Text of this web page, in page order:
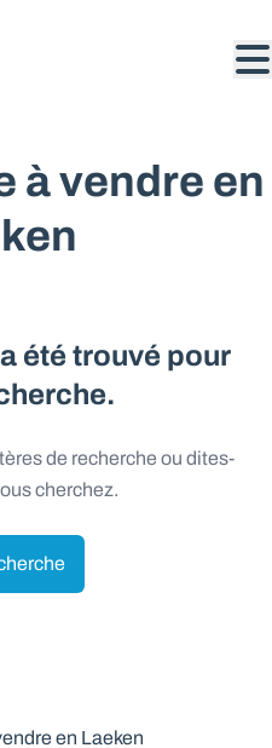
à vendre en
été trouvé pour
de recherche ou dites-
cherchez.
en Laeken